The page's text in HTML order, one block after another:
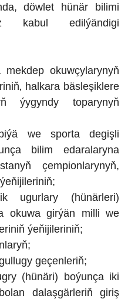
döwlet hünär bilimi
kabul edilýändigi
okuwçylarynyň
halkara bäsleşiklere
ýygyndy toparynyň
we sporta degişli
bilim edaralaryna
çempionlarynyň,
ugurlary (hünärleri)
okuwa girýän milli we
ýeňijileriniň;
geçenleriň;
(hünäri) boýunça iki
dalaşgärleriň giriş